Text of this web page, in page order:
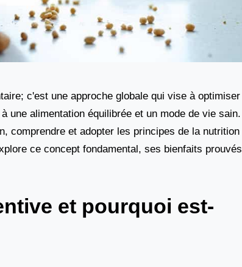
c'est une approche globale qui vise à optimiser
une alimentation équilibrée et un mode de vie sain.
comprendre et adopter les principes de la nutrition
ce concept fondamental, ses bienfaits prouvés
et pourquoi est-